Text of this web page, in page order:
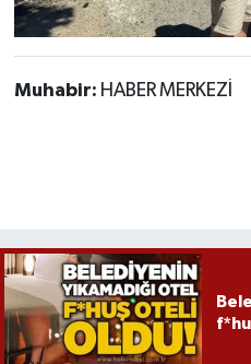
Muhabir: HABER MERKEZİ